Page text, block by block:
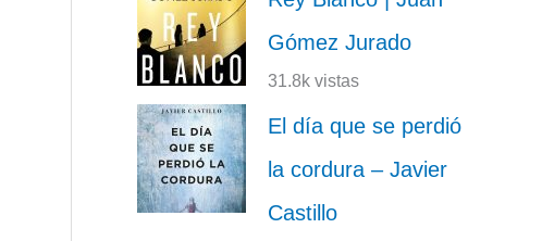
Gómez Jurado
31.8k vistas
El día que se perdió
la cordura – Javier
Castillo